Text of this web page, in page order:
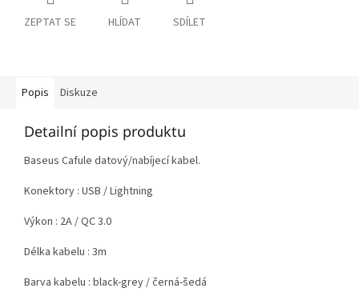
ZEPTAT SE HLÍDAT SDÍLET
Popis Diskuze
Detailní popis produktu
Baseus Cafule datový/nabíjecí kabel.
Konektory : USB / Lightning
Výkon : 2A / QC 3.0
Délka kabelu : 3m
Barva kabelu : black-grey / černá-šedá